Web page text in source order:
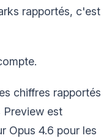
rapportés, c'est
chiffres rapportés
est
Opus 4.6 pour les